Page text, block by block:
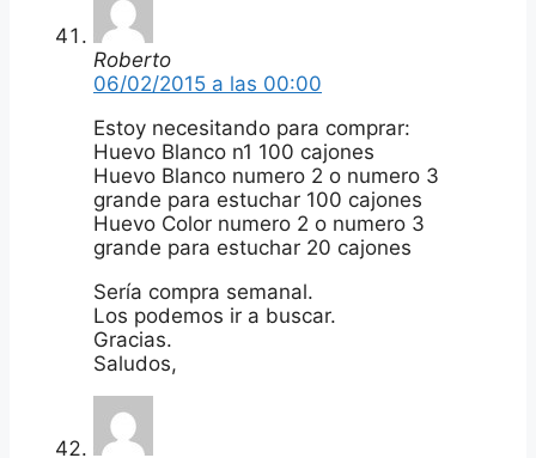
Roberto
06/02/2015 a las 00:00
Estoy necesitando para comprar:
Huevo Blanco n1 100 cajones
Huevo Blanco numero 2 o numero 3
grande para estuchar 100 cajones
Huevo Color numero 2 o numero 3
grande para estuchar 20 cajones
Sería compra semanal.
Los podemos ir a buscar.
Gracias.
Saludos,